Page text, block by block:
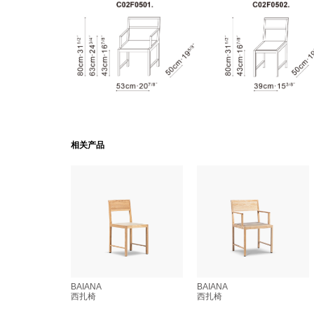
相关产品
BAIANA
西扎椅
BAIANA
西扎椅